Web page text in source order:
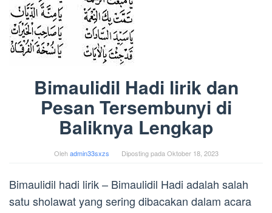
Bimaulidil Hadi lirik dan
Pesan Tersembunyi di
Baliknya Lengkap
Olehadmin33sxzs Diposting pada Oktober 18, 2023
Bimaulidil hadi lirik – Bimaulidil Hadi adalah salah
satu sholawat yang sering dibacakan dalam acara